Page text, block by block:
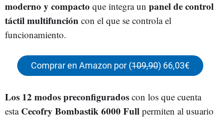
moderno y compacto que integra un panel de control
táctil multifunción con el que se controla el
funcionamiento.
Comprar en Amazon por (109,90) 66,03€
Los 12 modos preconfigurados con los que cuenta
estaCecofry Bombastik 6000 Full permiten al usuario